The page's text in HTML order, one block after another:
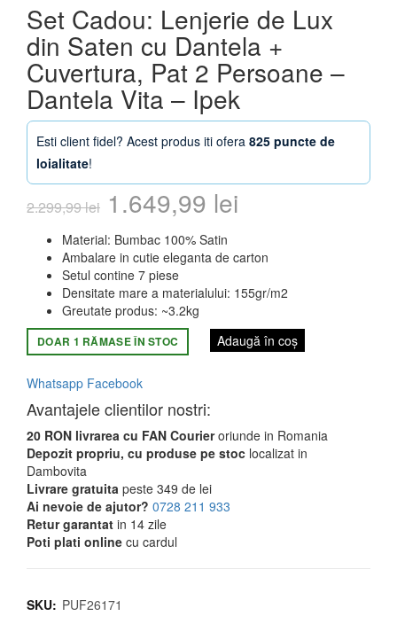
Set Cadou: Lenjerie de Lux
din Saten cu Dantela +
Cuvertura, Pat 2 Persoane –
Dantela Vita – Ipek
Esti client fidel? Acest produs iti ofera 825 puncte de
loialitate!
2.299,99lei Prețul
inițial
a
fost:
2.299,99 lei.
1.649,99 lei
este:
1.649,99 lei.
Material: Bumbac 100% Satin
Ambalare in cutie eleganta de carton
Setul contine 7 piese
Densitate mare a materialului: 155gr/m2
Greutate produs: ~3.2kg
DOAR 1 RĂMASE ÎN STOC Adaugă în coș
Whatsapp Facebook
Avantajele clientilor nostri:
20 RON livrarea cu FAN Courieroriunde in Romania
Depozit propriu, cu produse pe stoc localizat in
Dambovita
Livrare gratuita peste 349 de lei
Ai nevoie de ajutor? 0728 211 933
Retur garantat in 14 zile
Poti plati online cu cardul
SKU: PUF26171